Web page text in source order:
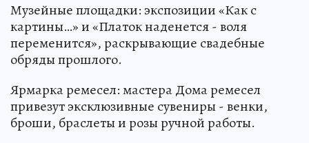
Музейные площадки: экспозиции «Как с
картины…» и «Платок наденется - воля
переменится», раскрывающие свадебные
обряды прошлого.
Ярмарка ремесел: мастера Дома ремесел
привезут эксклюзивные сувениры - венки,
броши, браслеты и розы ручной работы.